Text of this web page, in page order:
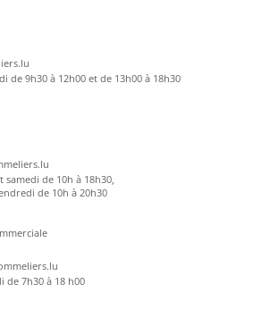
9h30 à 12h00 et de 13h00 à 18h30
de 10h à 18h30,
de 10h à 20h30
7h30 à 18 h00